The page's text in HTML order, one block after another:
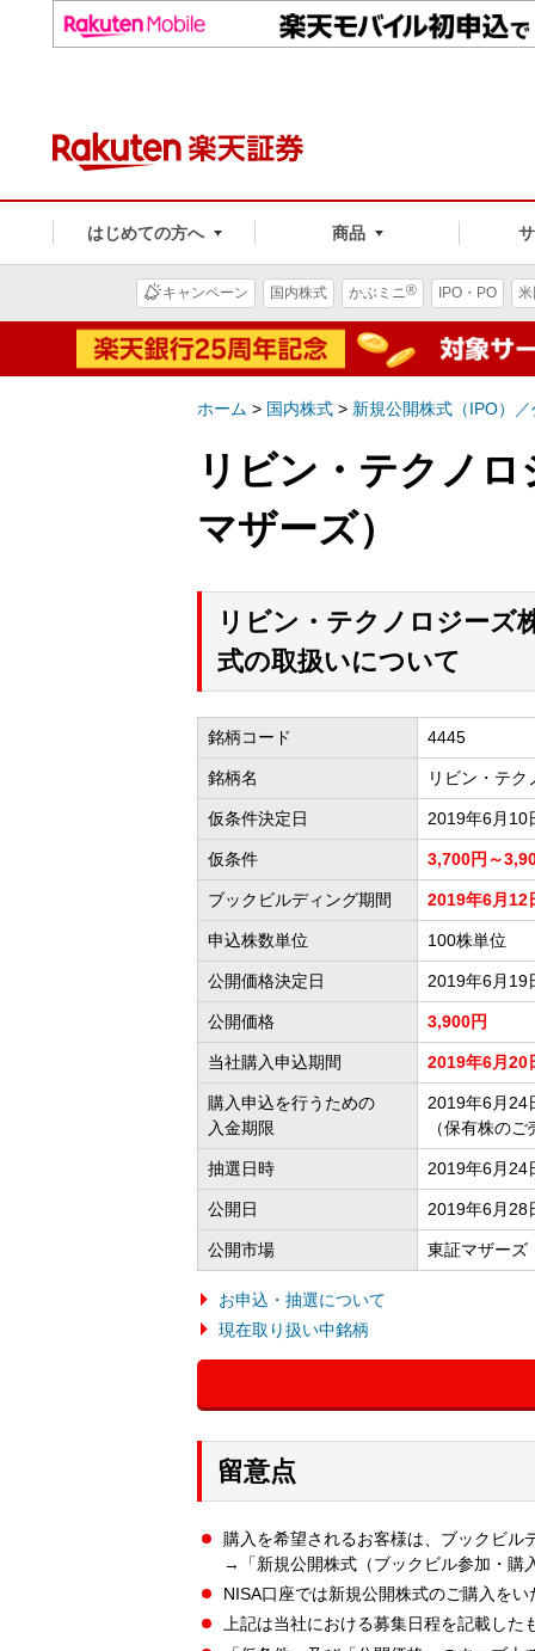
はじめての方へ 商品
キャンペーン 国内株式 かぶミニ® IPO・PO
ホーム > 国内株式 > 新規公開株式（IPO）
リビン・テクノ
マザーズ）
リビン・テクノロジーズ
式の取扱いについて
銘柄コード 4445
銘柄名 リビン・テ
仮条件決定日 2019年6月10
仮条件 3,700円～
ブックビルディング期間 2019年6月
申込株数単位 100株単位
公開価格決定日 2019年6月19
公開価格 3,900円
当社購入申込期間 2019年6月
購入申込を行うための
入金期限
2019年6月24
（保有株の
抽選日時 2019年6月24
公開日 2019年6月28
公開市場 東証マザーズ
お申込・抽選について
現在取り扱い中銘柄
留意点
購入を希望されるお客様は、ブックビ
→「新規公開株式（ブックビル参加・購
NISA口座では新規公開株式のご購入を
上記は当社における募集日程を記載した